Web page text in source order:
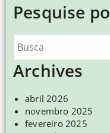
Pesquise
Archives
abril 2026
novembro 2025
fevereiro 2025